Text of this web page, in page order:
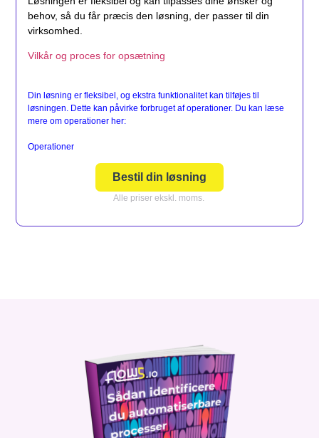
behov, så du får præcis den løsning, der passer til din
virksomhed.
Vilkår og proces for opsætning
Din løsning er fleksibel, og ekstra funktionalitet kan tilføjes til
løsningen. Dette kan påvirke forbruget af operationer. Du kan læse
mere om operationer her:
Operationer
Bestil din løsning
Alle priser ekskl. moms.